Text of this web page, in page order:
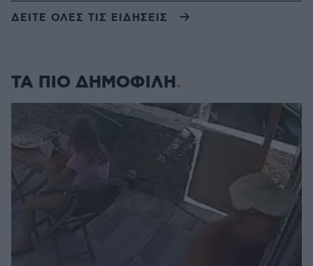
ΔΕΙΤΕ ΟΛΕΣ ΤΙΣ ΕΙΔΗΣΕΙΣ
ΤΑ ΠΙΟ ΔΗΜΟΦΙΛΗ